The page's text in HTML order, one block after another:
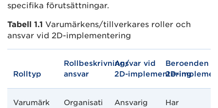
specifika förutsättningar.
Tabell 1.1 Varumärkens/tillverkares roller och
ansvar vid 2D-implementering
Rolltyp
Rollbeskrivning/
ansvar
Ansvar vid
2D-implementering
Beroenden
2D-
Varumärk
Organisati
Ansvarig
Har